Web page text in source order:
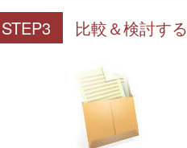
STEP3 比較＆検討する